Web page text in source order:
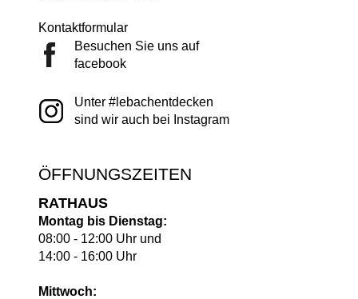
Kontaktformular
Besuchen Sie uns auf
facebook
Unter #lebachentdecken
sind wir auch bei Instagram
ÖFFNUNGSZEITEN
RATHAUS
Montag bis Dienstag:
08:00 - 12:00 Uhr und
14:00 - 16:00 Uhr
Mittwoch: